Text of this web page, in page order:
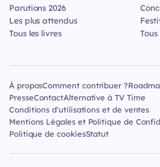
Parutions 2026
Les plus attendus
Tous les livres
À proposComment contribuer ?
PresseContactAlternative à TV Time
Conditions d'utilisations et de ventes
Mentions Légales et Politique de
Politique de cookiesStatut